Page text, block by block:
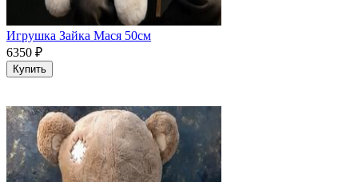
Игрушка Зайка Мася 50см
6350 ₽
Купить